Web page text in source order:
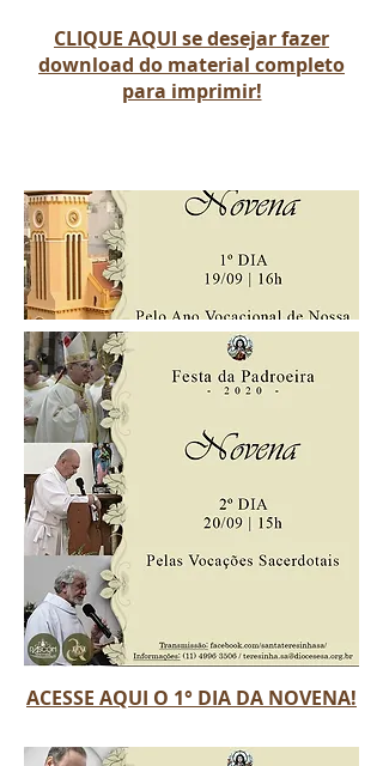
CLIQUE AQUI se desejar fazer
download do material completo
para imprimir!
ACESSE AQUI O 1° DIA DA NOVENA!